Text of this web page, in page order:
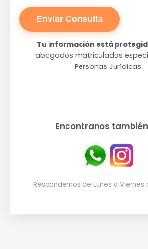
Enviar Consulta
Tu información está
abogados matriculados
Personas Jurídicas.
Encontranos
Respondemos de Lunes a Viernes